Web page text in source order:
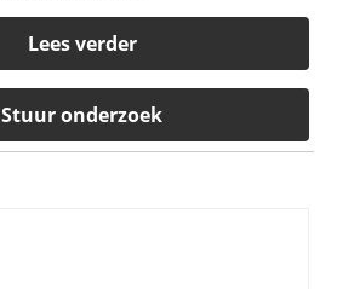
Lees verder
Stuur onderzoek